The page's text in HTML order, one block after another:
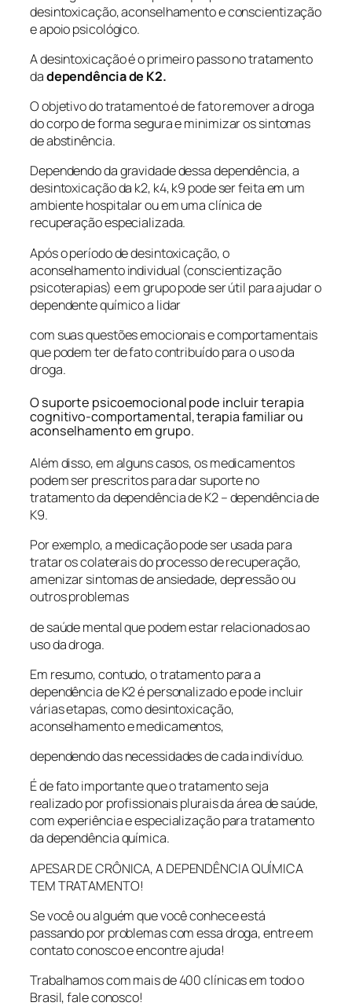
desintoxicação, aconselhamento e conscientização
e apoio psicológico.
A desintoxicação é o primeiro passo no tratamento
dadependência de K2.
O objetivo do tratamento é de fato remover a droga
do corpo de forma segura e minimizar os sintomas
de abstinência.
Dependendo da gravidade dessa dependência, a
desintoxicação da k2, k4, k9 pode ser feita em um
ambiente hospitalar ou em uma clínica de
recuperação especializada.
Após o período de desintoxicação, o
aconselhamento individual (conscientização
psicoterapias) e em grupo pode ser útil para ajudar o
dependente químico a lidar
com suas questões emocionais e comportamentais
que podem ter de fato contribuído para o uso da
droga.
O suporte psicoemocional pode incluir terapia
cognitivo-comportamental, terapia familiar ou
aconselhamento em grupo.
Além disso, em alguns casos, os medicamentos
podem ser prescritos para dar suporte no
tratamento da dependência de K2 – dependência de
K9.
Por exemplo, a medicação pode ser usada para
tratar os colaterais do processo de recuperação,
amenizar sintomas de ansiedade, depressão ou
outros problemas
de saúde mental que podem estar relacionados ao
uso da droga.
Em resumo, contudo, o tratamento para a
dependência de K2 é personalizado e pode incluir
várias etapas, como desintoxicação,
aconselhamento e medicamentos,
dependendo das necessidades de cada indivíduo.
É de fato importante que o tratamento seja
realizado por profissionais plurais da área de saúde,
com experiência e especialização para tratamento
da dependência química.
APESAR DE CRÔNICA, A DEPENDÊNCIA QUÍMICA
TEM TRATAMENTO!
Se você ou alguém que você conhece está
passando por problemas com essa droga, entre em
contato conosco e encontre ajuda!
Trabalhamos com mais de 400 clínicas em todo o
Brasil, fale conosco!